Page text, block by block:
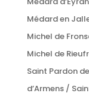
Médard en
Michel de
Michel de
Saint Pardon
d’Armens /